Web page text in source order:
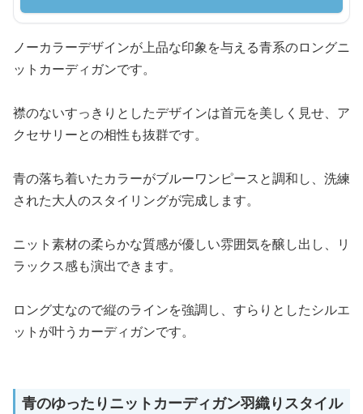
ノーカラーデザインが上品な印象を与える青系のロングニ
ットカーディガンです。
襟のないすっきりとしたデザインは首元を美しく見せ、ア
クセサリーとの相性も抜群です。
青の落ち着いたカラーがブルーワンピースと調和し、洗練
された大人のスタイリングが完成します。
ニット素材の柔らかな質感が優しい雰囲気を醸し出し、リ
ラックス感も演出できます。
ロング丈なので縦のラインを強調し、すらりとしたシルエ
ットが叶うカーディガンです。
青のゆったりニットカーディガン羽織りスタイル